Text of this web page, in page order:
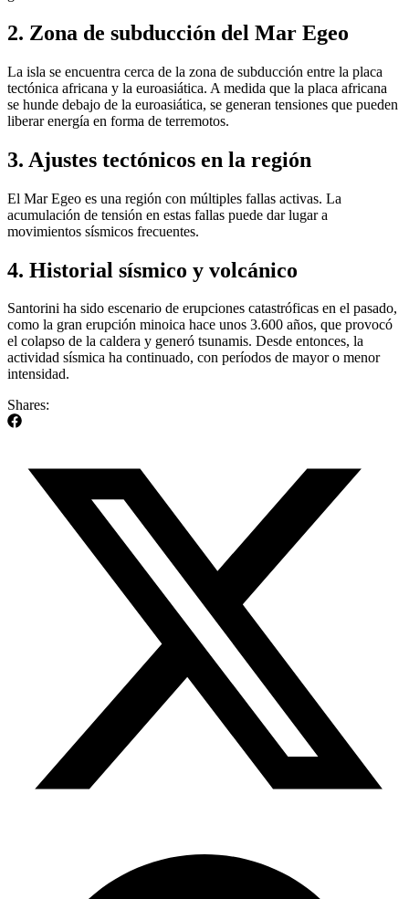
2. Zona de subducción del Mar Egeo
La isla se encuentra cerca de la zona de subducción entre la placa
tectónica africana y la euroasiática. A medida que la placa africana
se hunde debajo de la euroasiática, se generan tensiones que pueden
liberar energía en forma de terremotos.
3. Ajustes tectónicos en la región
El Mar Egeo es una región con múltiples fallas activas. La
acumulación de tensión en estas fallas puede dar lugar a
movimientos sísmicos frecuentes.
4. Historial sísmico y volcánico
Santorini ha sido escenario de erupciones catastróficas en el pasado,
como la gran erupción minoica hace unos 3.600 años, que provocó
el colapso de la caldera y generó tsunamis. Desde entonces, la
actividad sísmica ha continuado, con períodos de mayor o menor
intensidad.
Shares: